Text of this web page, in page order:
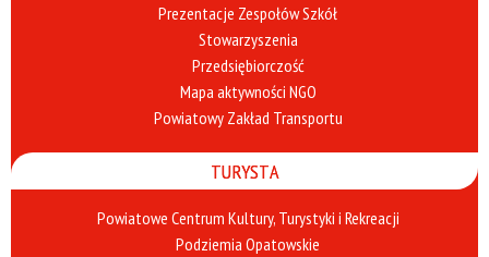
Prezentacje Zespołów Szkół
Stowarzyszenia
Przedsiębiorczość
Mapa aktywności NGO
Powiatowy Zakład Transportu
TURYSTA
Powiatowe Centrum Kultury, Turystyki i Rekreacji
Podziemia Opatowskie